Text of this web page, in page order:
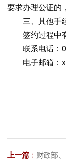
要求办理公证的
三、其他手
签约过程中
联系电话：
电子邮箱：
上一篇： 财政部